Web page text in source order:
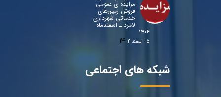
مزایده ی عمومی
فروش زمین‌های
خدماتی شهرداری
لامرد ـ اسفندماه
۱۴۰۴
۰۵ اسفند ۰۴
شبکه های اجتماعی